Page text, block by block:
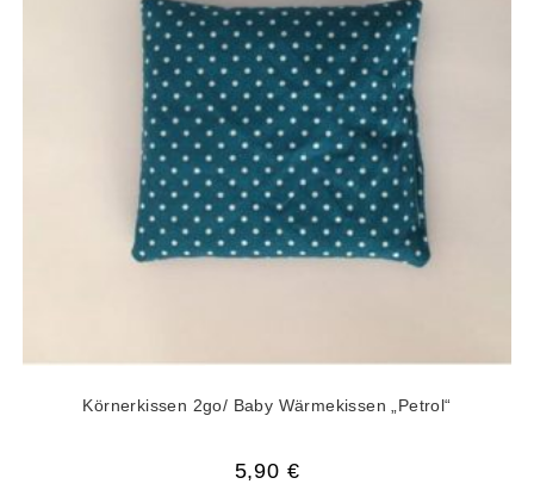
Körnerkissen 2go/ Baby Wärmekissen „Petrol“
5,90 €